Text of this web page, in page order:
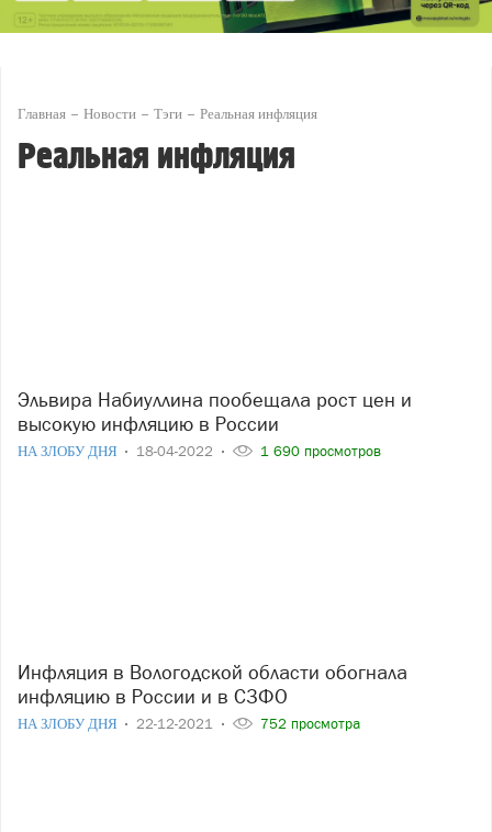
Главная Новости Тэги Реальная инфляция
Реальная инфляция
Эльвира Набиуллина пообещала рост цен и
высокую инфляцию в России
НА ЗЛОБУ ДНЯ 18-04-2022 1 690 просмотров
Инфляция в Вологодской области обогнала
инфляцию в России и в СЗФО
НА ЗЛОБУ ДНЯ 22-12-2021 752 просмотра